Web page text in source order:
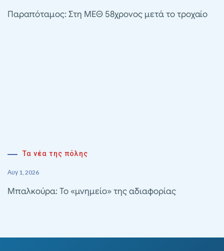
Παραπόταμος: Στη ΜΕΘ 58χρονος μετά το τροχαίο
Τα νέα της πόλης
Αυγ 1, 2026
Μπαλκούρα: Το «μνημείο» της αδιαφορίας